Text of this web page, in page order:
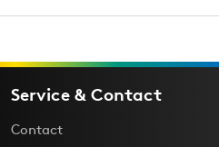
Service & Contact
Contact